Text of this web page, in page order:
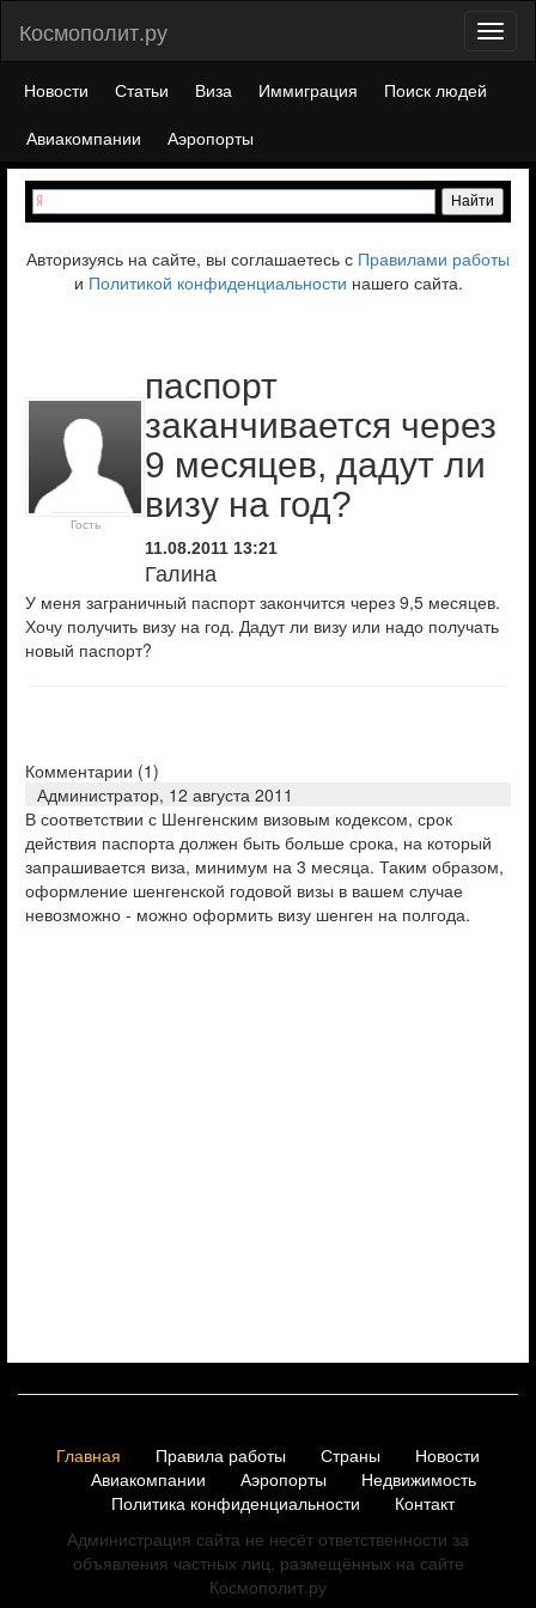
Космополит.ру
Новости Статьи Виза Иммиграция
Поиск людей
Авиакомпании
Аэропорты
Авторизуясь на сайте, вы соглашаетесь с Правилами работы
и Политикой конфиденциальности нашего сайта.
Гость
паспорт
заканчивается через
9 месяцев, дадут ли
визу на год?
11.08.2011 13:21
Галина
У меня заграничный паспорт закончится через 9,5 месяцев.
Хочу получить визу на год. Дадут ли визу или надо получать
новый паспорт?
Комментарии (1)
Администратор, 12 августа 2011
В соответствии с Шенгенским визовым кодексом, срок
действия паспорта должен быть больше срока, на который
запрашивается виза, минимум на 3 месяца. Таким образом,
оформление шенгенской годовой визы в вашем случае
невозможно - можно оформить визу шенген на полгода.
Главная Правила работы Страны
Новости
Авиакомпании
Аэропорты
Недвижимость
Политика конфиденциальности
Контакт
Администрация сайта не несёт ответственности за
объявления частных лиц, размещённых на сайте
Космополит.ру